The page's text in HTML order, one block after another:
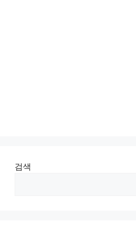
검색